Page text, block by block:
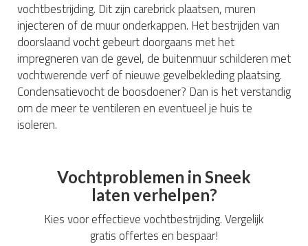
vochtbestrijding. Dit zijn carebrick plaatsen, muren
injecteren of de muur onderkappen. Het bestrijden van
doorslaand vocht gebeurt doorgaans met het
impregneren van de gevel, de buitenmuur schilderen met
vochtwerende verf of nieuwe gevelbekleding plaatsing.
Condensatievocht de boosdoener? Dan is het verstandig
om de meer te ventileren en eventueel je huis te
isoleren.
Vochtproblemen in Sneek
laten verhelpen?
Kies voor effectieve vochtbestrijding. Vergelijk
gratis offertes en bespaar!